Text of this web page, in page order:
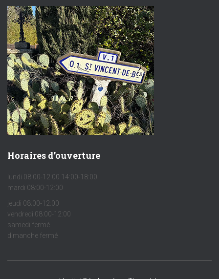
Horaires d’ouverture
lundi 08:00-12:00 14:00-18:00
mardi 08:00-12:00
jeudi 08:00-12:00
vendredi 08:00-12:00
samedi fermé
dimanche fermé